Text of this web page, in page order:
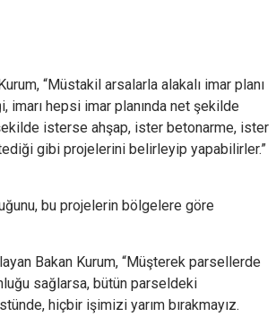
“Müstakil arsalarla alakalı imar planı
imarı hepsi imar planında net şekilde
isterse ahşap, ister betonarme, ister
gibi projelerini belirleyip yapabilirler.”
bu projelerin bölgelere göre
Bakan Kurum, “Müşterek parsellerde
sağlarsa, bütün parseldeki
hiçbir işimizi yarım bırakmayız.